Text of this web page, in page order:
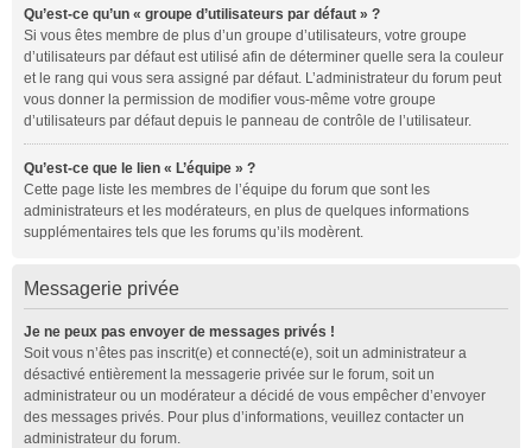
Qu’est-ce qu’un « groupe d’utilisateurs par défaut » ?
Si vous êtes membre de plus d’un groupe d’utilisateurs, votre groupe
d’utilisateurs par défaut est utilisé afin de déterminer quelle sera la couleur
et le rang qui vous sera assigné par défaut. L’administrateur du forum peut
vous donner la permission de modifier vous-même votre groupe
d’utilisateurs par défaut depuis le panneau de contrôle de l’utilisateur.
Qu’est-ce que le lien « L’équipe » ?
Cette page liste les membres de l’équipe du forum que sont les
administrateurs et les modérateurs, en plus de quelques informations
supplémentaires tels que les forums qu’ils modèrent.
Messagerie privée
Je ne peux pas envoyer de messages privés !
Soit vous n’êtes pas inscrit(e) et connecté(e), soit un administrateur a
désactivé entièrement la messagerie privée sur le forum, soit un
administrateur ou un modérateur a décidé de vous empêcher d’envoyer
des messages privés. Pour plus d’informations, veuillez contacter un
administrateur du forum.